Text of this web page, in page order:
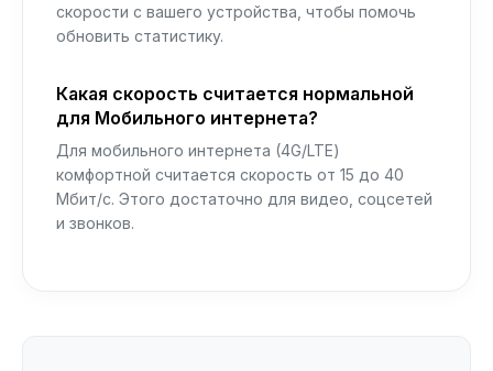
скорости с вашего устройства, чтобы помочь
обновить статистику.
Какая скорость считается нормальной
для Мобильного интернета?
Для мобильного интернета (4G/LTE)
комфортной считается скорость от 15 до 40
Мбит/с. Этого достаточно для видео, соцсетей
и звонков.